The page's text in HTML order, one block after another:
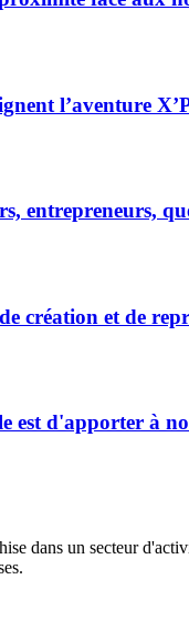
l’aventure
entrepreneurs,
création et de
d'apporter à
dans un secteur